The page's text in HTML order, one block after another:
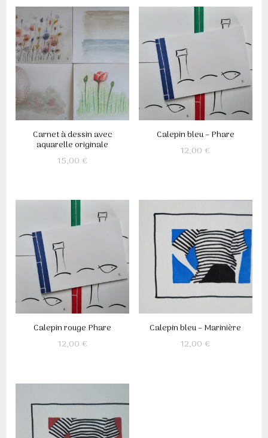
Carnet à dessin avec
aquarelle originale
15,00 €
Calepin bleu – Phare
12,00 €
Calepin rouge Phare
12,00 €
Calepin bleu – Marinière
12,00 €